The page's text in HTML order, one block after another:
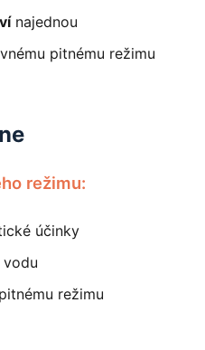
najednou
pitnému režimu
režimu:
účinky
režimu